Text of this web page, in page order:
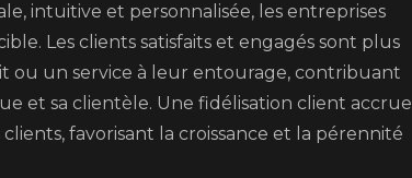
intuitive et personnalisée, les entreprises
Les clients satisfaits et engagés sont plus
ou un service à leur entourage, contribuant
et sa clientèle. Une fidélisation client accrue
favorisant la croissance et la pérennité